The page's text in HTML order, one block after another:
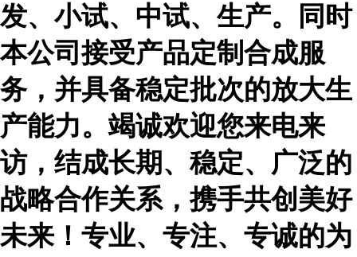
发、小试、中试、生产。同时
本公司接受产品定制合成服
务，并具备稳定批次的放大生
产能力。竭诚欢迎您来电来
访，结成长期、稳定、广泛的
战略合作关系，携手共创美好
未来！专业、专注、专诚的为